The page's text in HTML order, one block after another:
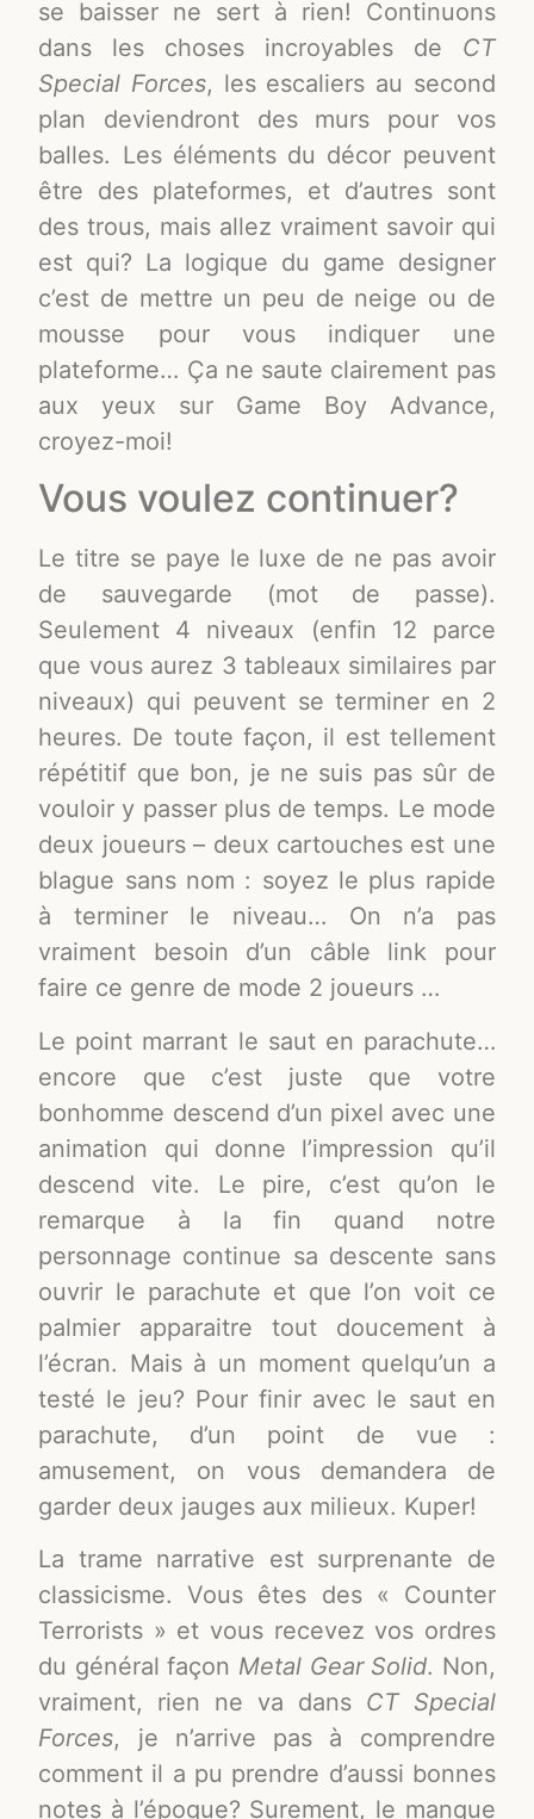
se baisser ne sert à rien! Continuons
dans les choses incroyables de CT
Special Forces, les escaliers au second
plan deviendront des murs pour vos
balles. Les éléments du décor peuvent
être des plateformes, et d’autres sont
des trous, mais allez vraiment savoir qui
est qui? La logique du game designer
c’est de mettre un peu de neige ou de
mousse pour vous indiquer une
plateforme… Ça ne saute clairement pas
aux yeux sur Game Boy Advance,
croyez-moi!
Vous voulez continuer?
Le titre se paye le luxe de ne pas avoir
de sauvegarde (mot de passe).
Seulement 4 niveaux (enfin 12 parce
que vous aurez 3 tableaux similaires par
niveaux) qui peuvent se terminer en 2
heures. De toute façon, il est tellement
répétitif que bon, je ne suis pas sûr de
vouloir y passer plus de temps. Le mode
deux joueurs – deux cartouches est une
blague sans nom : soyez le plus rapide
à terminer le niveau… On n’a pas
vraiment besoin d’un câble link pour
faire ce genre de mode 2 joueurs …
Le point marrant le saut en parachute…
encore que c’est juste que votre
bonhomme descend d’un pixel avec une
animation qui donne l’impression qu’il
descend vite. Le pire, c’est qu’on le
remarque à la fin quand notre
personnage continue sa descente sans
ouvrir le parachute et que l’on voit ce
palmier apparaitre tout doucement à
l’écran. Mais à un moment quelqu’un a
testé le jeu? Pour finir avec le saut en
parachute, d’un point de vue :
amusement, on vous demandera de
garder deux jauges aux milieux. Kuper!
La trame narrative est surprenante de
classicisme. Vous êtes des « Counter
Terrorists » et vous recevez vos ordres
du général façon Metal Gear Solid. Non,
vraiment, rien ne va dans CT Special
Forces, je n’arrive pas à comprendre
comment il a pu prendre d’aussi bonnes
notes à l’époque? Surement, le manque